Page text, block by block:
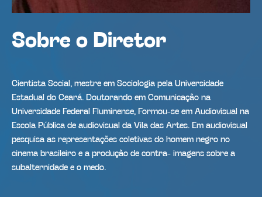
Sobre o Diretor
Cientista Social, mestre em Sociologia pela Universidade
Estadual do Ceará. Doutorando em Comunicação na
Universidade Federal Fluminense, Formou-se em Audiovisual na
Escola Pública de audiovisual da Vila das Artes. Em audiovisual
pesquisa as representações coletivas do homem negro no
cinema brasileiro e a produção de contra- imagens sobre a
subalternidade e o medo.